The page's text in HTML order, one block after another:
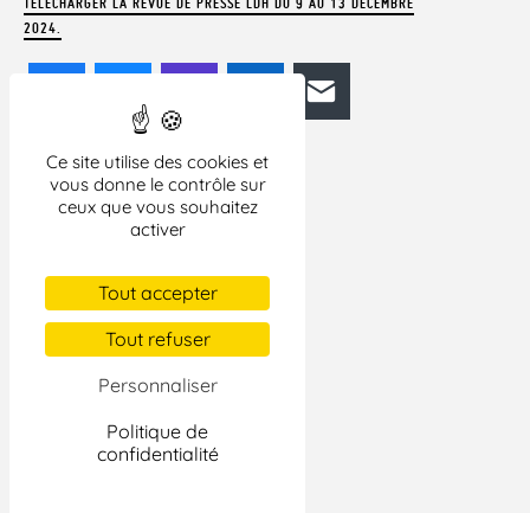
Ce site utilise des cookies et
vous donne le contrôle sur
ceux que vous souhaitez
activer
Tout accepter
Tout refuser
Personnaliser
Politique de
confidentialité
2024.
MastodonLinkedIn